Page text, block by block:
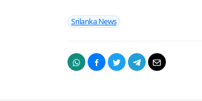
Srilanka News